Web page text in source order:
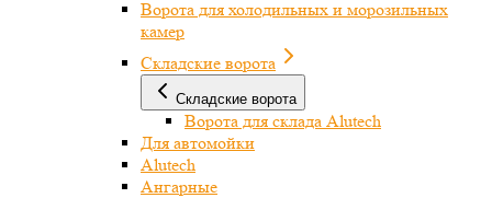
Ворота для холодильных и морозильных
камер
Складские ворота
Складские ворота
Ворота для склада Alutech
Для автомойки
Alutech
Ангарные